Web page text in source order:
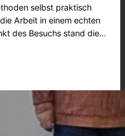
selbst praktisch
Arbeit in einem echten
des Besuchs stand die…